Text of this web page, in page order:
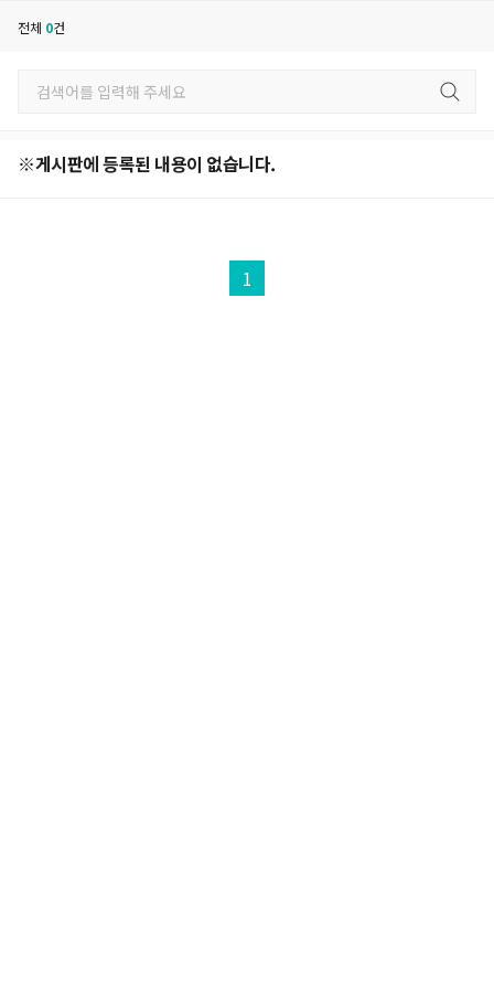
전체 0건
※게시판에 등록된 내용이 없습니다.
1